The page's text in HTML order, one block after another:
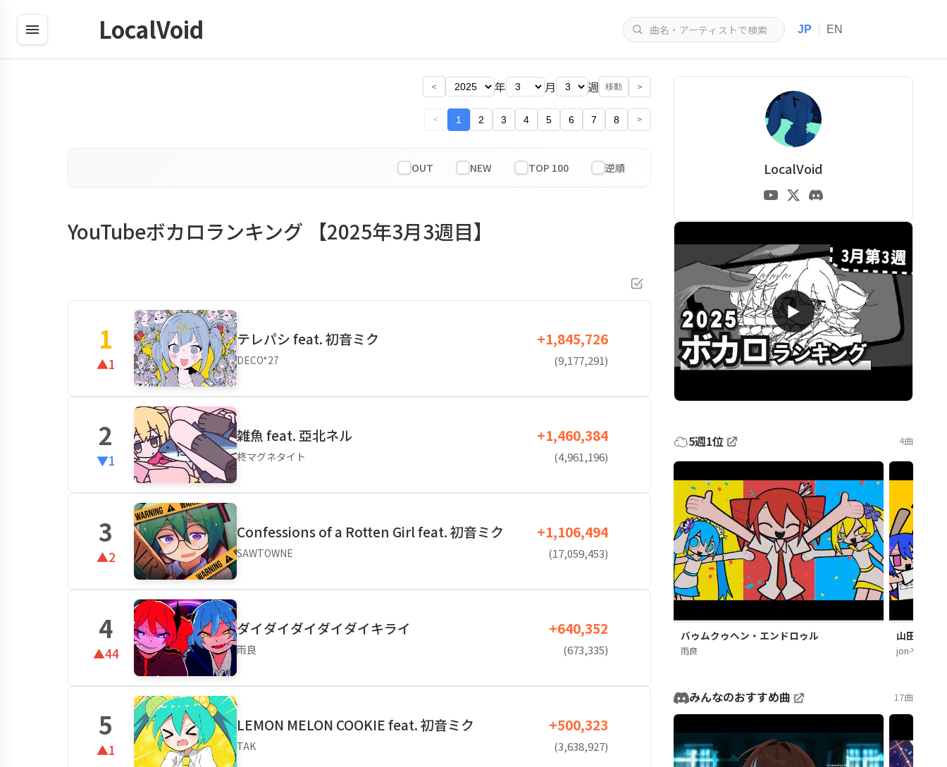
LocalVoid JP EN
< 年 月 週 移動 >
< 1 2 3 4 5 6 7 8 >
OUT NEW TOP 100
YouTubeボカロランキング 【2025年3月3週目】
1
▲1
テレパシ feat. 初音ミク
DECO*27
+1,845,726
(9,177,291)
2
▼1
雑魚 feat. 亞北ネル
柊マグネタイト
+1,460,384
(4,961,196)
3
▲2
Confessions of a Rotten Girl feat. 初音ミク
SAWTOWNE
+1,106,494
(17,059,453)
4
▲44
ダイダイダイダイダイキライ
雨良
+640,352
(673,335)
5
▲1
LEMON MELON COOKIE feat. 初音ミク
TAK
+500,323
(3,638,927)
LocalVoid
▶
☁️5週1位 4曲
バゥムクゥヘン・エンドロゥル
雨良
山田
jon-
みんなのおすすめ曲 17曲